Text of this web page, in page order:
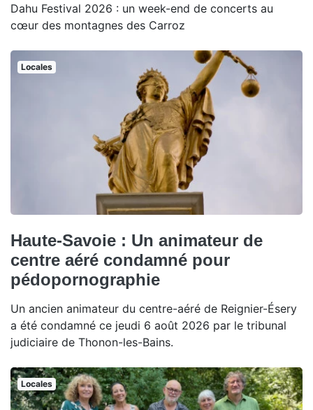
Dahu Festival 2026 : un week-end de concerts au
cœur des montagnes des Carroz
Locales
Haute-Savoie : Un animateur de
centre aéré condamné pour
pédopornographie
Un ancien animateur du centre-aéré de Reignier-Ésery
a été condamné ce jeudi 6 août 2026 par le tribunal
judiciaire de Thonon-les-Bains.
Locales